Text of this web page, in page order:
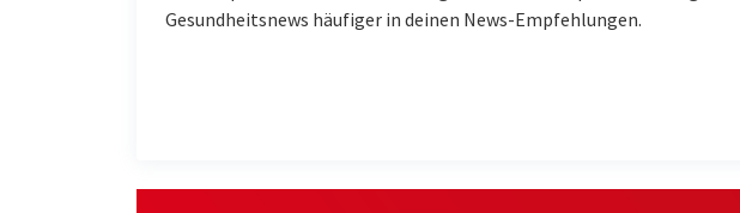
Gesundheitsnews häufiger in deinen News-Empfehlungen.